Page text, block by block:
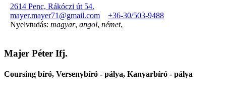
2614 Penc, Rákóczi út 54.
mayer.mayer71@gmail.com
+36-30/503-9488
Nyelvtudás: magyar, angol, német,
Majer Péter Ifj.
Coursing bíró, Versenybíró - pálya, Kanyarbíró - pálya